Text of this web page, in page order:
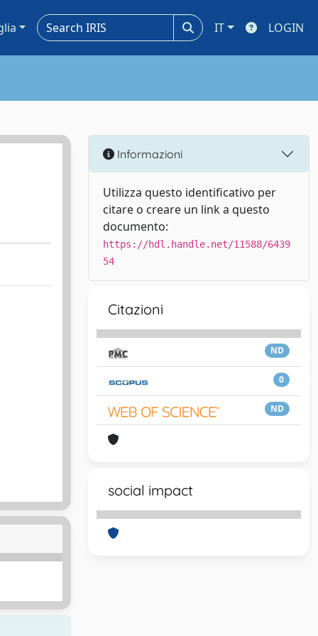
IT LOGIN
Informazioni
Utilizza questo identificativo per
citare o creare un link a questo
documento:
https://hdl.handle.net/11588/6439
54
Citazioni
ND
0
ND
social impact